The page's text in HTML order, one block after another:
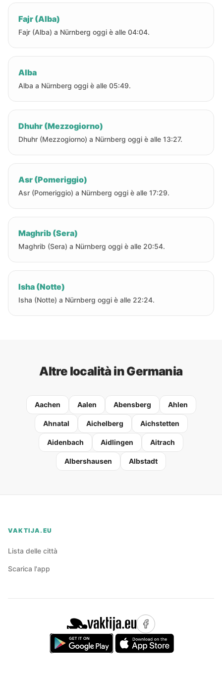
Fajr (Alba)
Fajr (Alba) a Nürnberg oggi è alle 04:04.
Alba
Alba a Nürnberg oggi è alle 05:49.
Dhuhr (Mezzogiorno)
Dhuhr (Mezzogiorno) a Nürnberg oggi è alle 13:27.
Asr (Pomeriggio)
Asr (Pomeriggio) a Nürnberg oggi è alle 17:29.
Maghrib (Sera)
Maghrib (Sera) a Nürnberg oggi è alle 20:54.
Isha (Notte)
Isha (Notte) a Nürnberg oggi è alle 22:24.
Altre località in Germania
Aachen Aalen Abensberg Ahlen
Ahnatal Aichelberg Aichstetten
Aidenbach Aidlingen Aitrach
Albershausen Albstadt
VAKTIJA.EU
Lista delle città
Scarica l'app